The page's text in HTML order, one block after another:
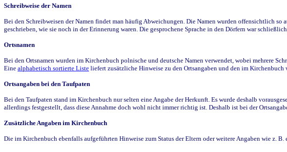
Schreibweise der Namen
Bei den Schreibweisen der Namen findet man häufig Abweichungen. Die Namen wurden offensichtlich so
geschrieben, wie sie noch in der Erinnerung waren. Die gesprochene Sprache in den Dörfern war
Ortsnamen
Bei den Ortsnamen wurden im Kirchenbuch polnische und deutsche Namen verwendet, wobei mehrere
Eine alphabetisch sortierte Liste liefert zusätzliche Hinweise zu den Ortsangaben und den im Kirchenbuch
Ortsangaben bei den Taufpaten
Bei den Taufpaten stand im Kirchenbuch nur selten eine Angabe der Herkunft. Es wurde deshalb
allerdings festgestellt, dass diese Annahme doch wohl nicht immer richtig ist. Deshalb ist bei der
Zusätzliche Angaben im Kirchenbuch
Die im Kirchenbuch ebenfalls aufgeführten Hinweise zum Status der Eltern oder weitere Angaben wie z. B.